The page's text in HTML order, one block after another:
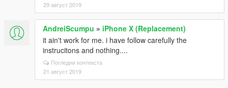
29 август 2019
AndreiScumpu » iPhone X (Replacement)
it ain't work for me. i have follow carefully the
instrucitons and nothing....
Погледни контекста
21 август 2019